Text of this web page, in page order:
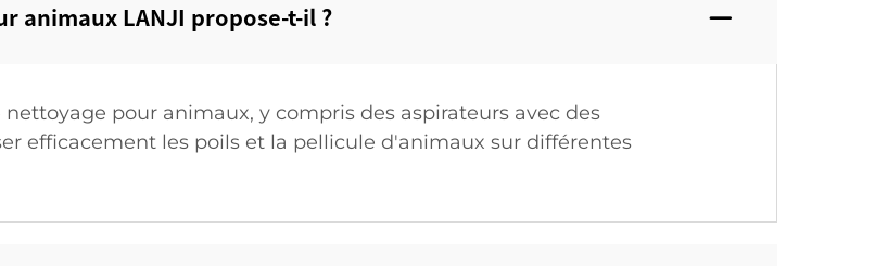
animaux LANJI propose-t-il ?‌
pour animaux, y compris des aspirateurs avec des
efficacement les poils et la pellicule d'animaux sur différentes